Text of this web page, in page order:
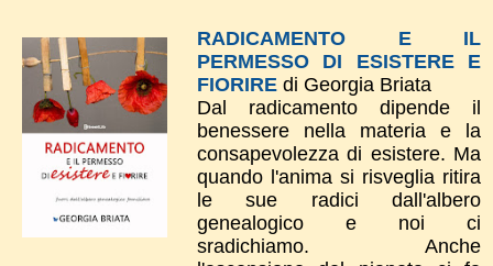
RADICAMENTO E IL
PERMESSO DI ESISTERE E
FIORIRE di Georgia Briata
Dal radicamento dipende il
benessere nella materia e la
consapevolezza di esistere. Ma
quando l'anima si risveglia ritira
le sue radici dall'albero
genealogico e noi ci
sradichiamo. Anche